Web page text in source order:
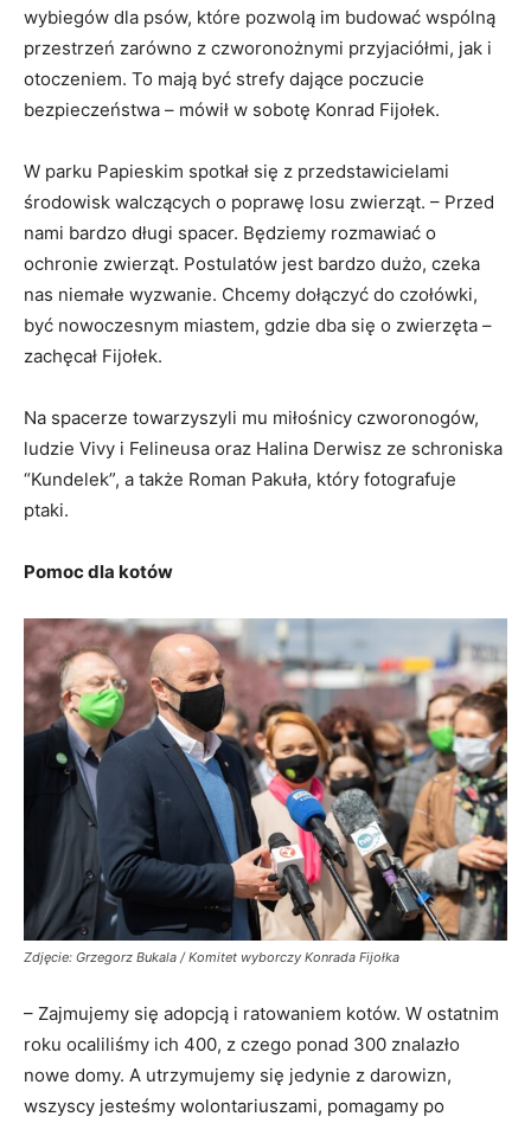
wybiegów dla psów, które pozwolą im budować wspólną
przestrzeń zarówno z czworonożnymi przyjaciółmi, jak i
otoczeniem. To mają być strefy dające poczucie
bezpieczeństwa – mówił w sobotę Konrad Fijołek.
W parku Papieskim spotkał się z przedstawicielami
środowisk walczących o poprawę losu zwierząt. – Przed
nami bardzo długi spacer. Będziemy rozmawiać o
ochronie zwierząt. Postulatów jest bardzo dużo, czeka
nas niemałe wyzwanie. Chcemy dołączyć do czołówki,
być nowoczesnym miastem, gdzie dba się o zwierzęta –
zachęcał Fijołek.
Na spacerze towarzyszyli mu miłośnicy czworonogów,
ludzie Vivy i Felineusa oraz Halina Derwisz ze schroniska
“Kundelek”, a także Roman Pakuła, który fotografuje
ptaki.
Pomoc dla kotów
Zdjęcie: Grzegorz Bukala / Komitet wyborczy Konrada Fijołka
– Zajmujemy się adopcją i ratowaniem kotów. W ostatnim
roku ocaliliśmy ich 400, z czego ponad 300 znalazło
nowe domy. A utrzymujemy się jedynie z darowizn,
wszyscy jesteśmy wolontariuszami, pomagamy po